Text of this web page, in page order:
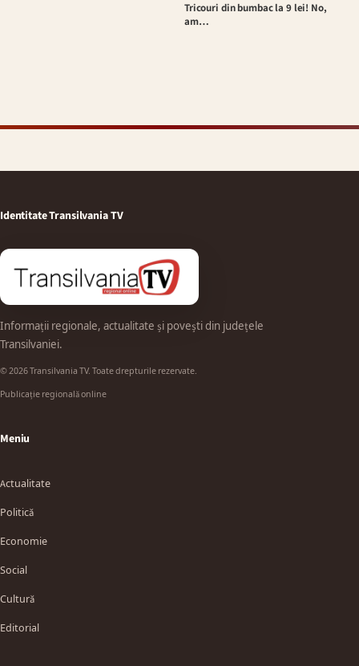
Tricouri din bumbac la 9 lei! No,
am…
Identitate Transilvania TV
Informații regionale, actualitate și povești din județele
Transilvaniei.
© 2026 Transilvania TV. Toate drepturile rezervate.
Publicație regională online
Meniu
Actualitate
Politică
Economie
Social
Cultură
Editorial